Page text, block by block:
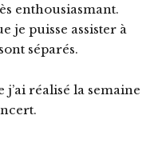
enthousiasmant.
je puisse assister à
séparés.
j’ai réalisé la semaine